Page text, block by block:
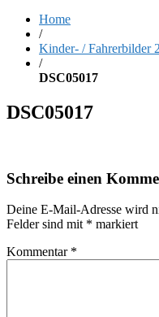
Home
/
Kinder- / Fahrerbilder
/
DSC05017
DSC05017
Schreibe einen
Deine E-Mail-Adresse wird
Felder sind mit * markiert
Kommentar *